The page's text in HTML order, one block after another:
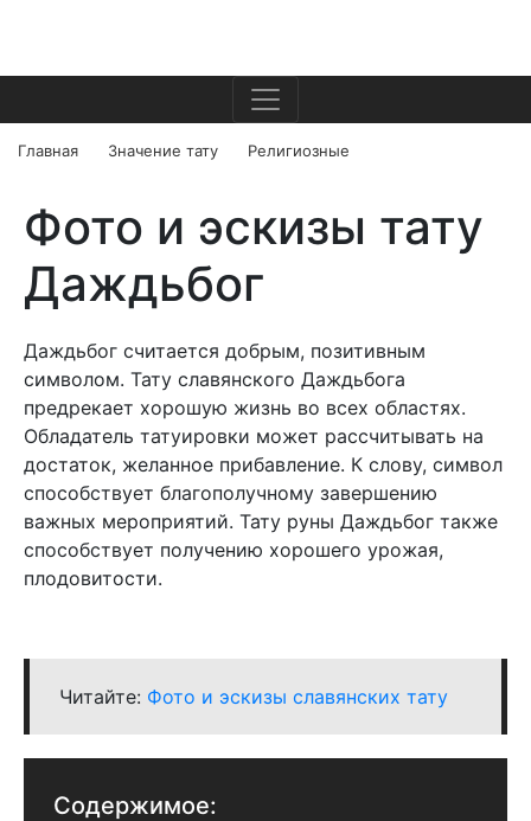
Главная Значение тату Религиозные
Фото и эскизы тату
Даждьбог
Даждьбог считается добрым, позитивным
символом. Тату славянского Даждьбога
предрекает хорошую жизнь во всех областях.
Обладатель татуировки может рассчитывать на
достаток, желанное прибавление. К слову, символ
способствует благополучному завершению
важных мероприятий. Тату руны Даждьбог также
способствует получению хорошего урожая,
плодовитости.
Читайте: Фото и эскизы славянских тату
Содержимое: